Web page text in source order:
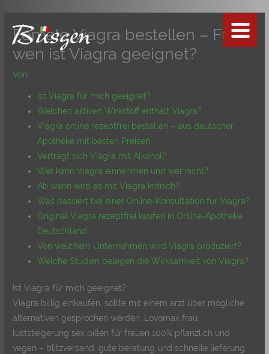
springen
Female Viagra bestellen – Für
wen ist Viagra geeignet?
Von
Ist Viagra für mich geeignet?
Welchen aktiven Wirkstoff enthält Viagra?
Viagra online rezeptfrei bestellen – aus deutscher
Apotheke mit besten Preisen
Verträgt sich Viagra mit Alkohol?
Wer kann Viagra einnehmen und wer nicht?
Ab wann wird es mit Viagra kritisch?
Was passiert bei einer Online-Konsultation für Viagra?
Original Viagra rezeptfrei kaufen in Online-Apotheke
Deutschland
Von welchem Unternehmen wird Viagra produziert?
Welche Studien belegen die Wirksamkeit von Viagra?
Ist Viagra für mich geeignet?
Viagra billig einkaufen, sollte mit einem arzt über mögliche
alternativen gesprochen werden. Lovomax frau
luststeigerung sex pillen für frauen 100% pflanzlich und
vegan – blitzversand, gute beratung und schnelle lieferung,